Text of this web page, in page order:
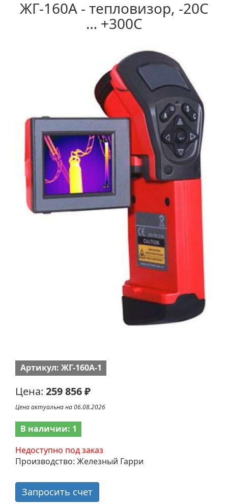
ЖГ-160А - тепловизор, -20С
… +300С
Артикул: ЖГ-160А-1
Цена: 259 856 ₽
Цена актуальна на 06.08.2026
В наличии: 1
Недоступно под заказ
Производство: Железный Гарри
Запросить счет